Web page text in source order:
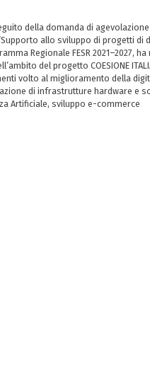
seguito della domanda di
allo sviluppo di progetti di
Regionale FESR 2021–2027,
del progetto COESIONE
volto al miglioramento della
di infrastrutture hardware e
Artificiale, sviluppo e-commerce